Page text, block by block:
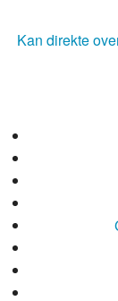
Kan direkte